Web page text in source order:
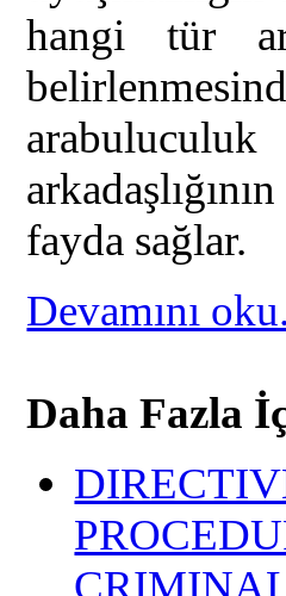
hangi tür
fayda sağlar.
Devamını
Daha Fazla